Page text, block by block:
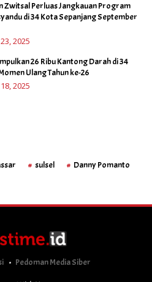
Zwitsal Perluas Jangkauan Program
di 34 Kota Sepanjang September
2025
26 Ribu Kantong Darah di 34
Ulang Tahun ke-26
2025
sulsel Danny Pomanto
Pedoman Media Siber